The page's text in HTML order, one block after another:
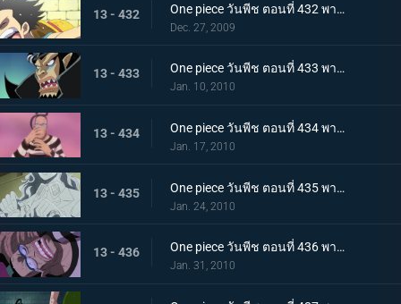
13 - 432 One piece วันพีช ตอนที่ 432 พากย์ไทย หงส์ขาวที่ถูกปลดปล่อย! พบกันอีกครั้งกับบอนเคร
Dec. 27, 2009
13 - 433 One piece วันพีช ตอนที่ 433 พากย์ไทย พัศดีมาเจลแลนเริ่มเคลื่อนไหว จนตรอก!หมวกฟางถูกล้อม
Jan. 10, 2010
13 - 434 One piece วันพีช ตอนที่ 434 พากย์ไทย กำลังพลทั้งหมดมารวมตัว! ศึกตัดสินที่เลเวล 4 นรกไฟโลกันต์
Jan. 17, 2010
13 - 435 One piece วันพีช ตอนที่ 435 พากย์ไทย มาเจลแลนสุดแกร่ง! บอนเครหลบหนีโดยไม่สู้!
Jan. 24, 2010
13 - 436 One piece วันพีช ตอนที่ 436 พากย์ไทย รู้ผลแพ้ชนะ! ลูฟี่ทุ่มชีวิตโจมตีครั้งสุดท้าย
Jan. 31, 2010